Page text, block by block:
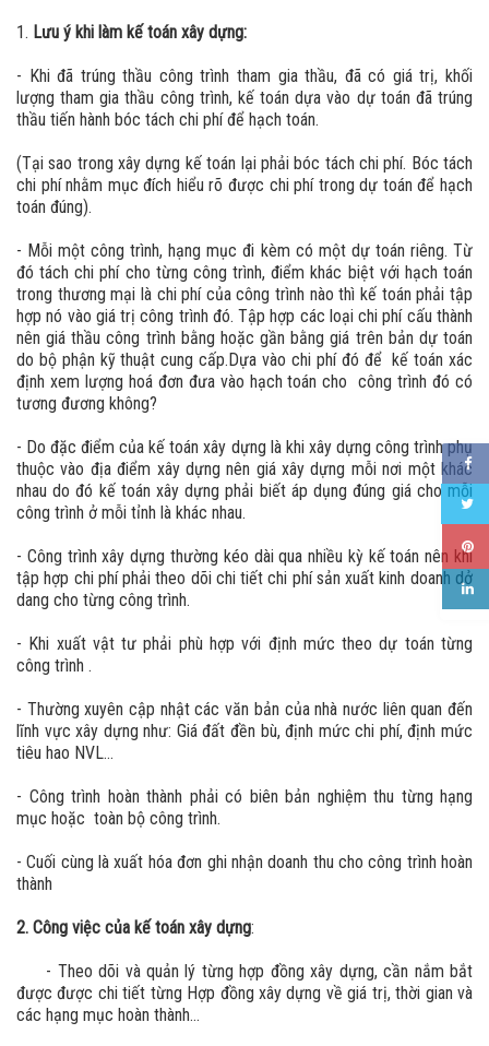
1. Lưu ý khi làm kế toán xây dựng:
- Khi đã trúng thầu công trình tham gia thầu, đã có giá trị, khối
lượng tham gia thầu công trình, kế toán dựa vào dự toán đã trúng
thầu tiến hành bóc tách chi phí để hạch toán.
(Tại sao trong xây dựng kế toán lại phải bóc tách chi phí. Bóc tách
chi phí nhằm mục đích hiểu rõ được chi phí trong dự toán để hạch
toán đúng).
- Mỗi một công trình, hạng mục đi kèm có một dự toán riêng. Từ
đó tách chi phí cho từng công trình, điểm khác biệt với hạch toán
trong thương mại là chi phí của công trình nào thì kế toán phải tập
hợp nó vào giá trị công trình đó. Tập hợp các loại chi phí cấu thành
nên giá thầu công trình bằng hoặc gần bằng giá trên bản dự toán
do bộ phận kỹ thuật cung cấp.Dựa vào chi phí đó để kế toán xác
định xem lượng hoá đơn đưa vào hạch toán cho công trình đó có
tương đương không?
- Do đặc điểm của kế toán xây dựng là khi xây dựng công trình phụ
thuộc vào địa điểm xây dựng nên giá xây dựng mỗi nơi một khác
nhau do đó kế toán xây dựng phải biết áp dụng đúng giá cho mỗi
công trình ở mỗi tỉnh là khác nhau.
- Công trình xây dựng thường kéo dài qua nhiều kỳ kế toán nên khi
tập hợp chi phí phải theo dõi chi tiết chi phí sản xuất kinh doanh dở
dang cho từng công trình.
- Khi xuất vật tư phải phù hợp với định mức theo dự toán từng
công trình .
- Thường xuyên cập nhật các văn bản của nhà nước liên quan đến
lĩnh vực xây dựng như: Giá đất đền bù, định mức chi phí, định mức
tiêu hao NVL…
- Công trình hoàn thành phải có biên bản nghiệm thu từng hạng
mục hoặc toàn bộ công trình.
- Cuối cùng là xuất hóa đơn ghi nhận doanh thu cho công trình hoàn
thành
2. Công việc của kế toán xây dựng:
- Theo dõi và quản lý từng hợp đồng xây dựng, cần nắm bắt
được được chi tiết từng Hợp đồng xây dựng về giá trị, thời gian và
các hạng mục hoàn thành…